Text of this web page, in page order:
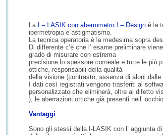
La I – LASIK con aberrometro I – Designè la
ipermetropia e astigmatismo.
La tecnica operatoria è la medesima sopra
Di differente c’è che l’ esame preliminare
grado di misurare con estrema
precisione lo spessore corneale e tutte le più
ottiche, responsabili della qualità
della visione (contrasto, assenza di aloni dalle
I dati così registrati vengono trasferiti al
personalizzato che eliminerà, oltre al difetto
), le aberrazioni ottiche già presenti nell’
Vantaggi
Sono gli stessi della I-LASIK con l’ aggiunta